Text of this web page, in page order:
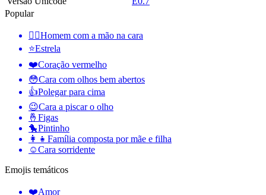
Popular
🤦‍♂️Homem com a mão na cara
⭐Estrela
❤️Coração vermelho
😳Cara com olhos bem abertos
👍Polegar para cima
😉Cara a piscar o olho
🤞 Figas
🐤Pintinho
👩‍👧 Família composta por mãe e filha
☺️Cara sorridente
Emojis temáticos
❤️Amor